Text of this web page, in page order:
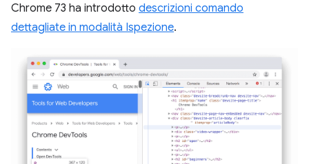
Chrome 73 ha introdotto descrizioni comando
dettagliate in modalità Ispezione.